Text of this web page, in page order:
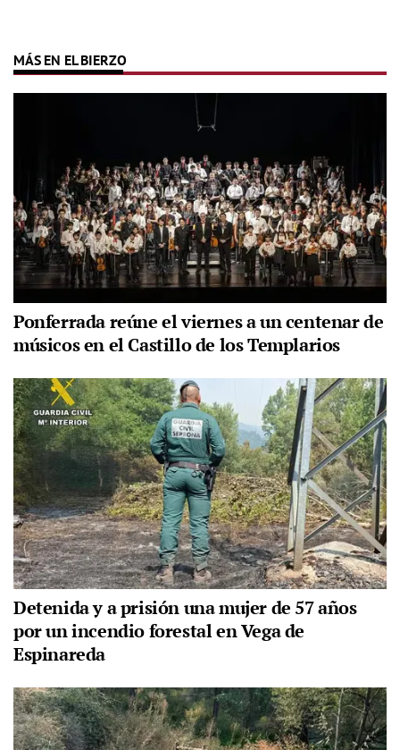
MÁS EN EL BIERZO
Ponferrada reúne el viernes a un centenar de
músicos en el Castillo de los Templarios
Detenida y a prisión una mujer de 57 años
por un incendio forestal en Vega de
Espinareda